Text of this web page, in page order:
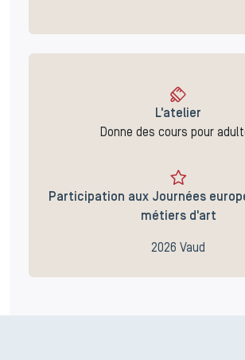
L'atelier
Donne des cours pour
Participation aux Journées
métiers d'art
2026 Vaud